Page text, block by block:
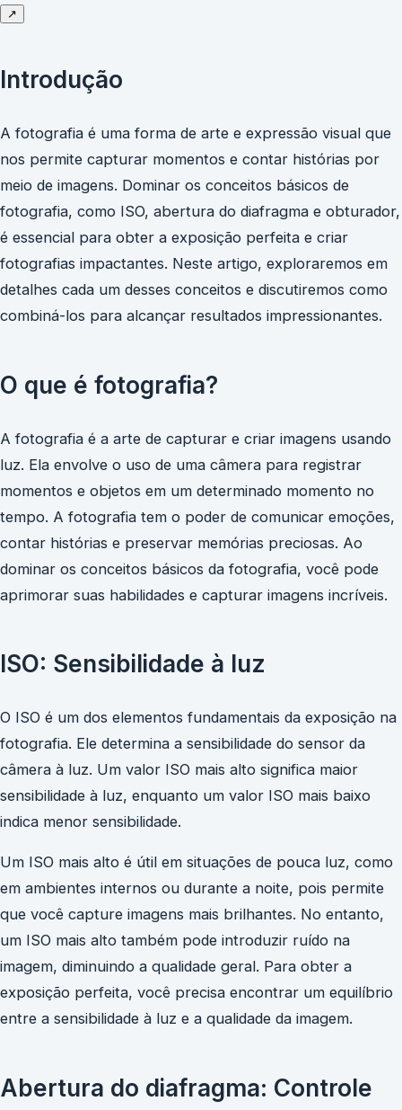
↗
Introdução
A fotografia é uma forma de arte e expressão visual que
nos permite capturar momentos e contar histórias por
meio de imagens. Dominar os conceitos básicos de
fotografia, como ISO, abertura do diafragma e obturador,
é essencial para obter a exposição perfeita e criar
fotografias impactantes. Neste artigo, exploraremos em
detalhes cada um desses conceitos e discutiremos como
combiná-los para alcançar resultados impressionantes.
O que é fotografia?
A fotografia é a arte de capturar e criar imagens usando
luz. Ela envolve o uso de uma câmera para registrar
momentos e objetos em um determinado momento no
tempo. A fotografia tem o poder de comunicar emoções,
contar histórias e preservar memórias preciosas. Ao
dominar os conceitos básicos da fotografia, você pode
aprimorar suas habilidades e capturar imagens incríveis.
ISO: Sensibilidade à luz
O ISO é um dos elementos fundamentais da exposição na
fotografia. Ele determina a sensibilidade do sensor da
câmera à luz. Um valor ISO mais alto significa maior
sensibilidade à luz, enquanto um valor ISO mais baixo
indica menor sensibilidade.
Um ISO mais alto é útil em situações de pouca luz, como
em ambientes internos ou durante a noite, pois permite
que você capture imagens mais brilhantes. No entanto,
um ISO mais alto também pode introduzir ruído na
imagem, diminuindo a qualidade geral. Para obter a
exposição perfeita, você precisa encontrar um equilíbrio
entre a sensibilidade à luz e a qualidade da imagem.
Abertura do diafragma: Controle